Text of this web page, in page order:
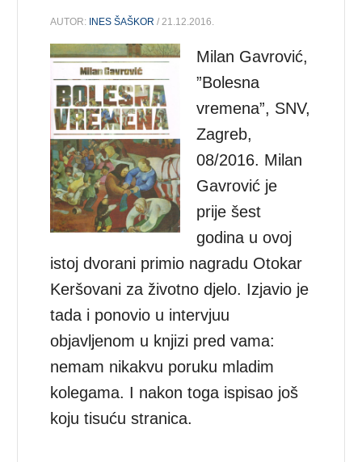
AUTOR: INES ŠAŠKOR / 21.12.2016.
Milan Gavrović,
”Bolesna
vremena”, SNV,
Zagreb,
08/2016. Milan
Gavrović je
prije šest
godina u ovoj
istoj dvorani primio nagradu Otokar
Keršovani za životno djelo. Izjavio je
tada i ponovio u intervjuu
objavljenom u knjizi pred vama:
nemam nikakvu poruku mladim
kolegama. I nakon toga ispisao još
koju tisuću stranica.